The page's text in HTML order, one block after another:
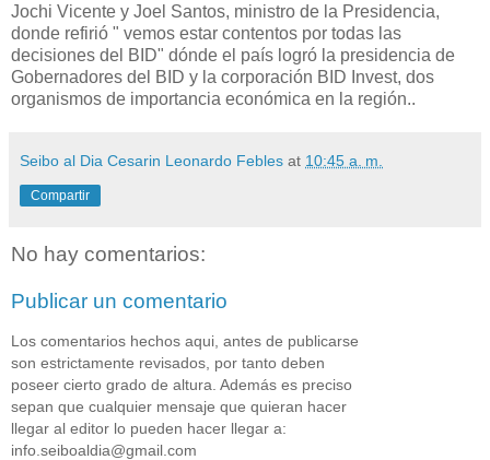
Jochi Vicente y Joel Santos, ministro de la Presidencia,
donde refirió " vemos estar contentos por todas las
decisiones del BID" dónde el país logró la presidencia de
Gobernadores del BID y la corporación BID Invest, dos
organismos de importancia económica en la región..
Seibo al Dia Cesarin Leonardo Febles at 10:45 a. m.
Compartir
No hay comentarios:
Publicar un comentario
Los comentarios hechos aqui, antes de publicarse
son estrictamente revisados, por tanto deben
poseer cierto grado de altura. Además es preciso
sepan que cualquier mensaje que quieran hacer
llegar al editor lo pueden hacer llegar a:
info.seiboaldia@gmail.com